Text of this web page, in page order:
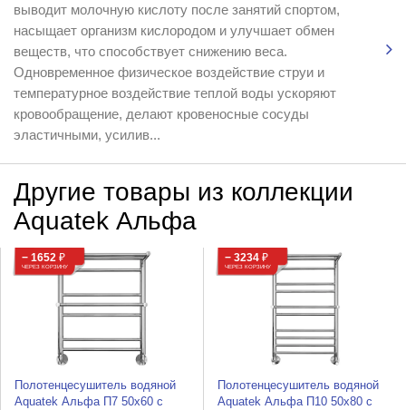
выводит молочную кислоту после занятий спортом,
насыщает организм кислородом и улучшает обмен
веществ, что способствует снижению веса.
Одновременное физическое воздействие струи и
температурное воздействие теплой воды ускоряют
кровообращение, делают кровеносные сосуды
эластичными, усилив...
Другие товары из коллекции
Aquatek Альфа
− 1652 ₽
ЧЕРЕЗ КОРЗИНУ
Полотенцесушитель водяной
Aquatek Альфа П7 50x60 с
− 3234 ₽
ЧЕРЕЗ КОРЗИНУ
Полотенцесушитель водяной
Aquatek Альфа П10 50x80 с